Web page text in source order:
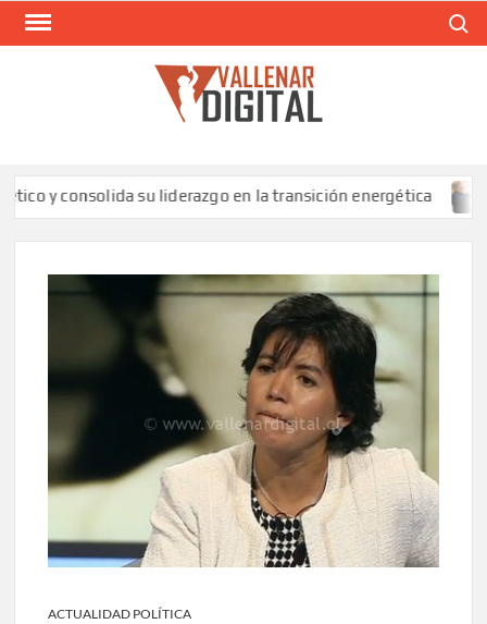
Saltar
consolida su liderazgo en la transición energética
ACTUALIDAD POLÍTICA